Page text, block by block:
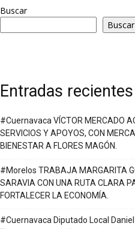
Buscar
Buscar
Entradas recientes
#Cuernavaca VÍCTOR MERCADO
SERVICIOS Y APOYOS, CON
BIENESTAR A FLORES MAGÓN.
#Morelos TRABAJA MARGARITA
SARAVIA CON UNA RUTA CLARA
FORTALECER LA ECONOMÍA.
#Cuernavaca Diputado Local